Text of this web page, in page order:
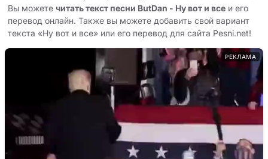
Вы можете читать текст песни ButDan - Ну вот и все и его
перевод онлайн. Также вы можете добавить свой вариант
текста «Ну вот и все» или его перевод для сайта Pesni.net!
РЕКЛАМА